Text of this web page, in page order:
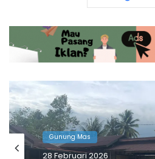
Gunung Mas
25 Februari 2026